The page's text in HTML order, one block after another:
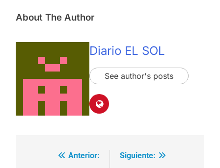
About The Author
Diario EL SOL
See author's posts
Navegación
Anterior:
Siguiente: